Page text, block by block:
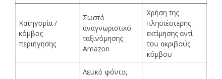
Κατηγορία /
κόμβος
περιήγησης
Σωστό
αναγνωριστικό
ταξινόμησης
Amazon
Χρήση της
πλησιέστερης
εκτίμησης αντί
του ακριβούς
κόμβου
Λευκό φόντο,